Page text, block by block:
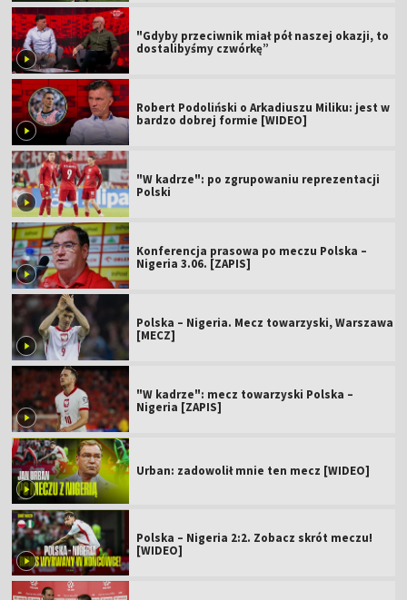
"Gdyby przeciwnik miał pół naszej okazji, to
dostalibyśmy czwórkę”
Robert Podoliński o Arkadiuszu Miliku: jest w
bardzo dobrej formie [WIDEO]
"W kadrze": po zgrupowaniu reprezentacji
Polski
Konferencja prasowa po meczu Polska –
Nigeria 3.06. [ZAPIS]
Polska – Nigeria. Mecz towarzyski, Warszawa
[MECZ]
"W kadrze": mecz towarzyski Polska –
Nigeria [ZAPIS]
Urban: zadowolił mnie ten mecz [WIDEO]
Polska – Nigeria 2:2. Zobacz skrót meczu!
[WIDEO]